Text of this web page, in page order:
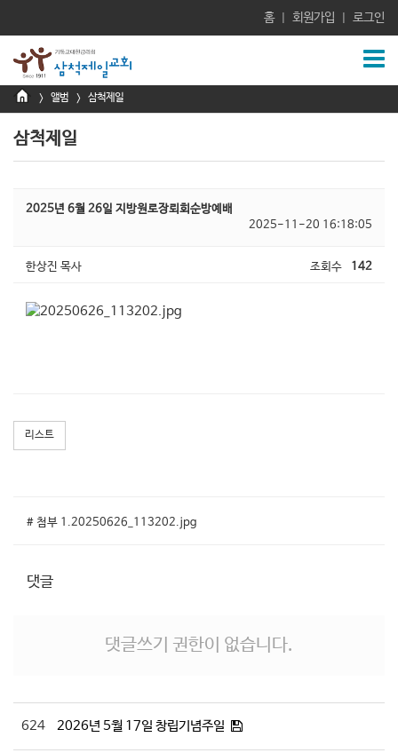
홈 회원가입 로그인
> 앨범 > 삼척제일
삼척제일
2025년 6월 26일 지방원로장뢰회순방예배
2025-11-20 16:18:05
한상진 목사 조회수 142
리스트
# 첨부 1.20250626_113202.jpg
댓글
댓글쓰기 권한이 없습니다.
624 2026년 5월 17일 창립기념주일